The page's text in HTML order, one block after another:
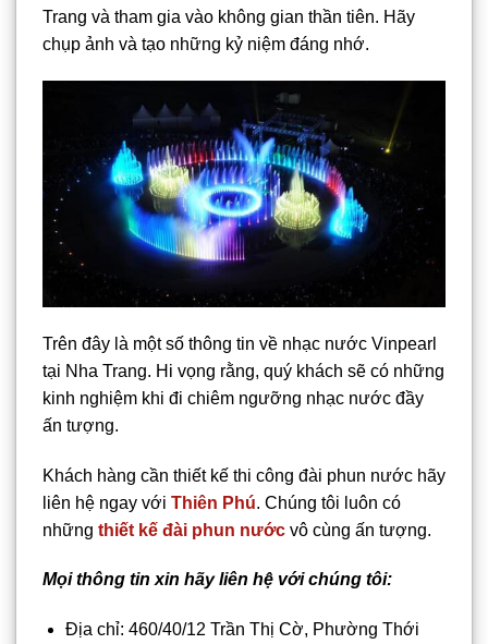
Trang và tham gia vào không gian thần tiên. Hãy
chụp ảnh và tạo những kỷ niệm đáng nhớ.
Trên đây là một số thông tin về nhạc nước Vinpearl
tại Nha Trang. Hi vọng rằng, quý khách sẽ có những
kinh nghiệm khi đi chiêm ngưỡng nhạc nước đầy
ấn tượng.
Khách hàng cần thiết kế thi công đài phun nước hãy
liên hệ ngay với Thiên Phú. Chúng tôi luôn có
những thiết kế đài phun nước vô cùng ấn tượng.
Mọi thông tin xin hãy liên hệ với chúng tôi:
Địa chỉ: 460/40/12 Trần Thị Cờ, Phường Thới